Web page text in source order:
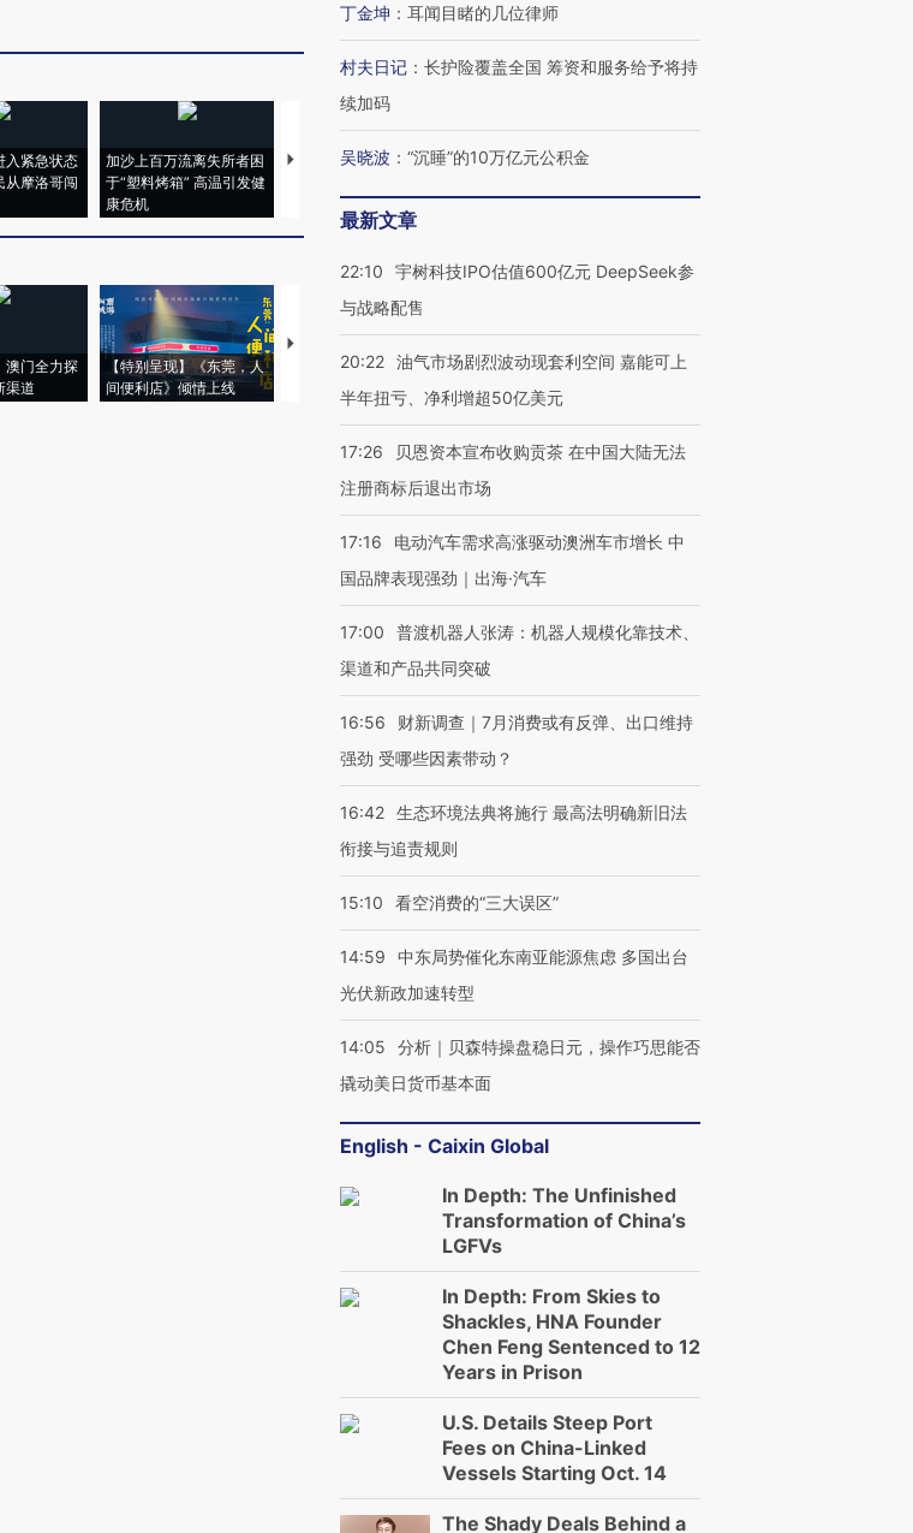
入紧急状态
从摩洛哥闯
加沙上百万流离失所者困
于“塑料烤箱” 高温引发健
康危机
视线｜HYROX的吸金
心“花钱找虐”？
马航飞行员跨国走私7万
毒品
育部长拱下台
澳门全力探
渠道
【特别呈现】《东莞，人
间便利店》倾情上线
【推广】走进第四届链博
会，让数智科技“链”接产
【特别呈现】寻找100种
有意思的生活方式·第三对
CFO：不靠规模取胜，华
丁金坤 ： 耳闻目睹的几位律师
村夫日记 ： 长护险覆盖全国 筹资和服务给予将持
续加码
吴晓波 ： “沉睡”的10万亿元公积金
最新文章
22:10
宇树科技IPO估值600亿元 DeepSeek参
与战略配售
20:22 油气市场剧烈波动现套利空间 嘉能可上
半年扭亏、净利增超50亿美元
17:26
贝恩资本宣布收购贡茶 在中国大陆无法
注册商标后退出市场
17:16
电动汽车需求高涨驱动澳洲车市增长 中
国品牌表现强劲｜出海·汽车
17:00
普渡机器人张涛：机器人规模化靠技术、
渠道和产品共同突破
16:56
财新调查｜7月消费或有反弹、出口维持
强劲 受哪些因素带动？
16:42 生态环境法典将施行 最高法明确新旧法
衔接与追责规则
15:10 看空消费的“三大误区”
14:59
中东局势催化东南亚能源焦虑 多国出台
光伏新政加速转型
14:05
分析｜贝森特操盘稳日元，操作巧思能否
撬动美日货币基本面
English - Caixin Global
In Depth: The Unfinished
Transformation of China’s
LGFVs
In Depth: From Skies to
Shackles, HNA Founder
Chen Feng Sentenced to 12
Years in Prison
U.S. Details Steep Port
Fees on China-Linked
Vessels Starting Oct. 14
The Shady Deals Behind a